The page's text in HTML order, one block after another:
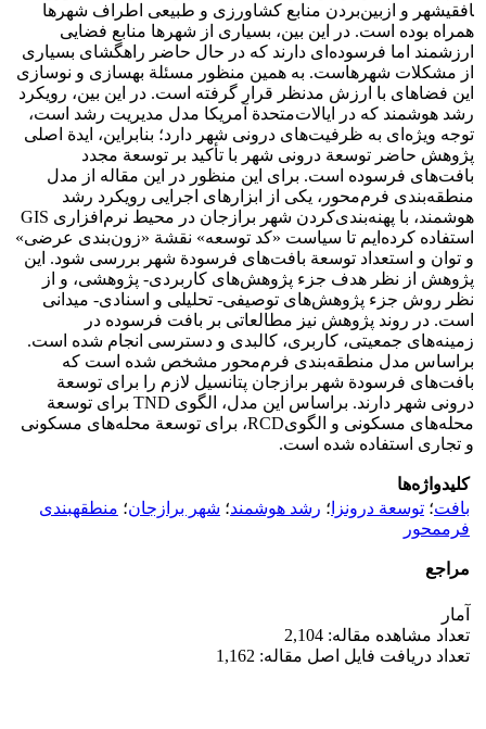
افقی­شهر و ازبین‌بردن منابع کشاورزی و طبیعی اطراف شهرها
همراه بوده است. در این بین، بسیاری از شهرها منابع فضایی
ارزشمند اما فرسوده‌ای دارند که در حال حاضر راهگشای بسیاری
از مشکلات شهرهاست. به همین منظور مسئلة بهسازی و نوسازی
این فضاهای با ارزش مدنظر قرار گرفته است. در این بین، رویکرد
رشد هوشمند که در ایالات‌متحدة آمریکا مدل مدیریت رشد است،
توجه ویژه‌ای به ظرفیت‌های درونی شهر دارد؛ بنابراین، ایدة اصلی
پژوهش حاضر توسعة درونی شهر با تأکید بر توسعة مجدد
بافت‌های فرسوده است. برای این منظور در این مقاله از مدل
منطقه‌بندی فرم‌محور، یکی از ابزارهای اجرایی رویکرد رشد
هوشمند، با پهنه‌بندی‌کردن شهر برازجان در محیط نرم‌افزاری GIS
استفاده کرده‌ایم تا سیاست «کد توسعه» نقشة «زون‌بندی عرضی»
و توان و استعداد توسعة بافت‌های فرسودة شهر بررسی شود. این
پژوهش از نظر هدف جزء پژوهش‌های کاربردی- پژوهشی، و از
نظر روش جزء پژوهش‌های توصیفی- تحلیلی و اسنادی- میدانی
است. در روند پژوهش نیز مطالعاتی بر بافت فرسوده در
زمینه‌های جمعیتی، کاربری، کالبدی و دسترسی انجام شده است.
براساس مدل منطقه‌بندی فرم‌محور مشخص شده است که
بافت‌های فرسودة شهر برازجان پتانسیل لازم را برای توسعة
درونی شهر دارند. براساس این مدل، الگوی TND برای توسعة
محله‌های مسکونی و الگویRCD، برای توسعة محله‌های مسکونی
و تجاری استفاده شده است.
کلیدواژه‌ها
بافت؛ توسعة درونزا ؛ رشد هوشمند؛ شهر برازجان؛ منطقهبندی
فرممحور
مراجع
آمار
تعداد مشاهده مقاله: 2,104
تعداد دریافت فایل اصل مقاله: 1,162